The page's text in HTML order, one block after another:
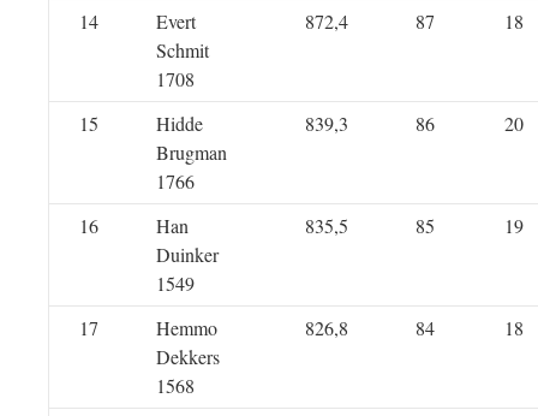
14
Evert
Schmit
1708
872,4 87 18
15
Hidde
Brugman
1766
839,3 86 20
16
Han
Duinker
1549
835,5 85 19
17
Hemmo
Dekkers
1568
826,8 84 18